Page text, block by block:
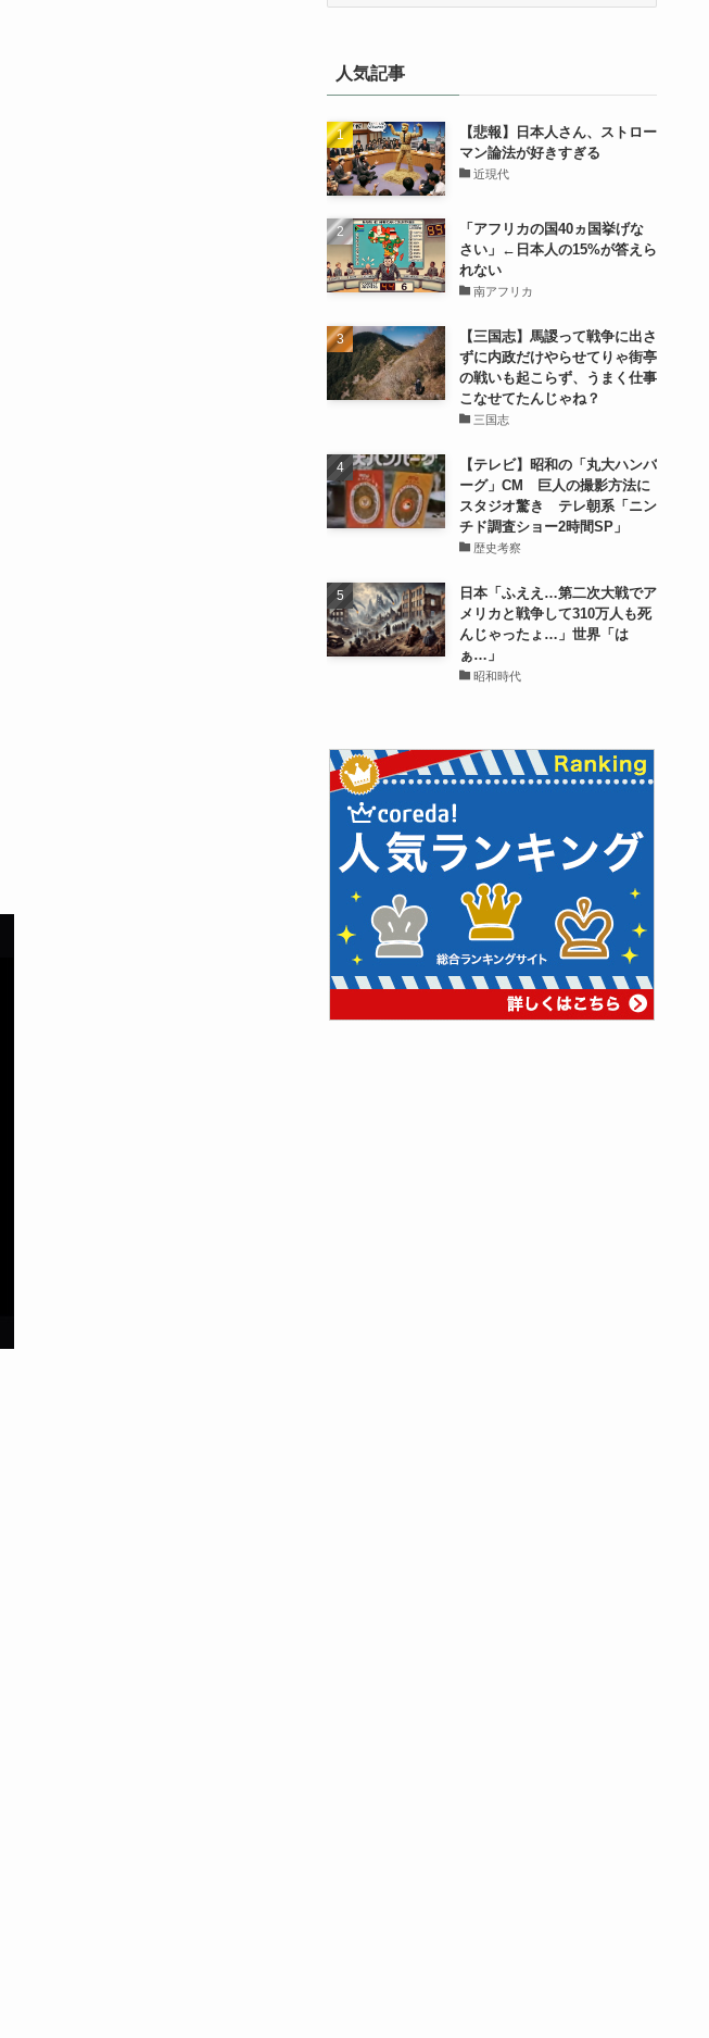
人気記事
【悲報】日本人さん、ストロー
マン論法が好きすぎる
近現代
「アフリカの国40ヵ国挙げな
さい」←日本人の15%が答えら
れない
南アフリカ
【三国志】馬謖って戦争に出さ
ずに内政だけやらせてりゃ街亭
の戦いも起こらず、うまく仕事
こなせてたんじゃね？
三国志
【テレビ】昭和の「丸大ハンバ
ーグ」CM 巨人の撮影方法に
スタジオ驚き テレ朝系「ニン
チド調査ショー2時間SP」
歴史考察
日本「ふええ…第二次大戦でア
メリカと戦争して310万人も死
んじゃったょ…」世界「は
ぁ…」
昭和時代